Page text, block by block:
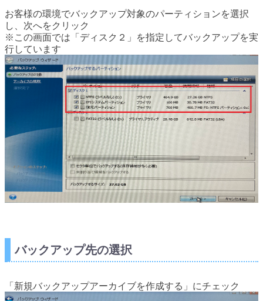
お客様の環境でバックアップ対象のパーティションを選択
し、次へをクリック
※この画面では「ディスク２」を指定してバックアップを実
行しています
バックアップ先の選択
「新規バックアップアーカイブを作成する」にチェック